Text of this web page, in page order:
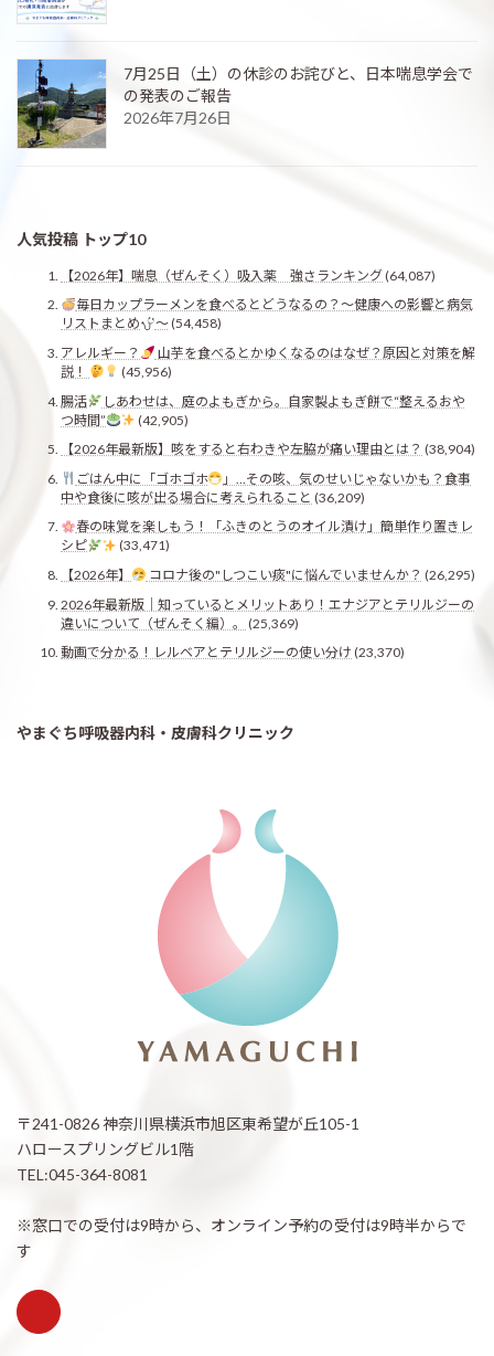
7月25日（土）の休診のお詫びと、日本喘息学会で
の発表のご報告
2026年7月26日
人気投稿 トップ10
【2026年】喘息（ぜんそく）吸入薬 強さランキング(64,087)
毎日カップラーメンを食べるとどうなるの？〜健康への影響と病気
リストまとめ
〜(54,458)
アレルギー？
山芋を食べるとかゆくなるのはなぜ？原因と対策を解
説！
(45,956)
腸活
しあわせは、庭のよもぎから。自家製よもぎ餅で“整えるおや
つ時間”
(42,905)
【2026年最新版】咳をすると右わきや左脇が痛い理由とは？ (38,904)
ごはん中に「ゴホゴホ
」…その咳、気のせいじゃないかも？食事
中や食後に咳が出る場合に考えられること (36,209)
春の味覚を楽しもう！「ふきのとうのオイル漬け」簡単作り置きレ
シピ
(33,471)
【2026年】
コロナ後の"しつこい痰"に悩んでいませんか？ (26,295)
2026年最新版｜知っているとメリットあり！エナジアとテリルジーの
違いについて（ぜんそく編）。
(25,369)
動画で分かる！レルベアとテリルジーの使い分け (23,370)
やまぐち呼吸器内科・皮膚科クリニック
〒241-0826 神奈川県横浜市旭区東希望が丘105-1
ハロースプリングビル1階
TEL:045-364-8081
※窓口での受付は9時から、オンライン予約の受付は9時半からで
す